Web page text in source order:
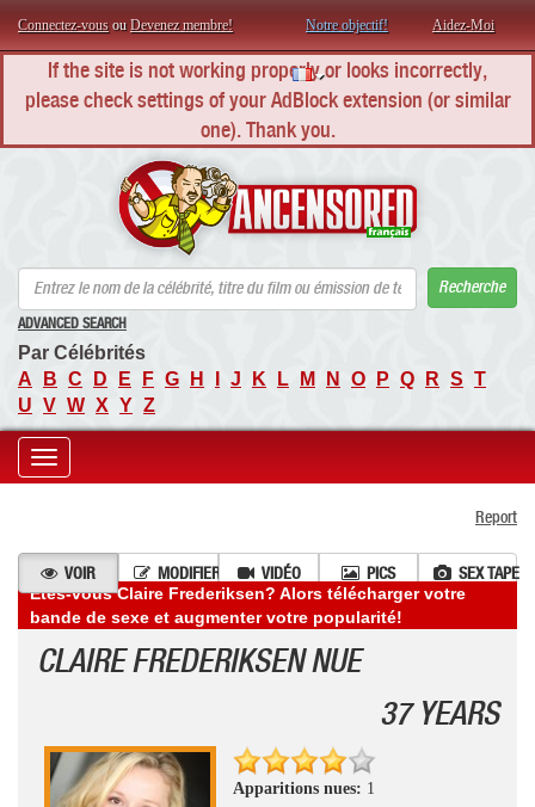
Connectez-vous ou Devenez membre! Notre objectif! Aidez-Moi
If the site is not working properly or looks incorrectly,
please check settings of your AdBlock extension (or similar
one). Thank you.
Recherche
ADVANCED SEARCH
Par Célébrités
A
B C D E F G H J K L M N O P Q R S T
U V W X Y Z
Toggle
Report
VOIR MODIFIER VIDÉO PICS
SEX TAPE
Êtes-vous Claire Frederiksen? Alors télécharger votre
bande de sexe et augmenter votre popularité!
CLAIRE FREDERIKSEN NUE
37 YEARS
Apparitions nues: 1